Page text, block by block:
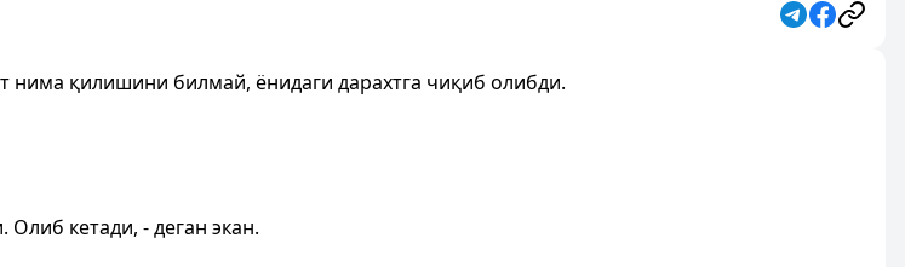
нима қилишини билмай, ёнидаги дарахтга чиқиб олибди.
кетади, - деган экан.